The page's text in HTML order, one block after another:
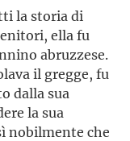
la storia di
ella fu
abruzzese.
il gregge, fu
dalla sua
la sua
nobilmente che